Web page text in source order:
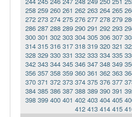
258 259 260 261 262 263 264 265
272 273 274 275 276 277 278 279
286 287 288 289 290 291 292 293
300 301 302 303 304 305 306 307
314 315 316 317 318 319 320 321
328 329 330 331 332 333 334 335
342 343 344 345 346 347 348 349
356 357 358 359 360 361 362 363
370 371 372 373 374 375 376 377
384 385 386 387 388 389 390 391
398 399 400 401 402 403 404 405
412 413 414 415